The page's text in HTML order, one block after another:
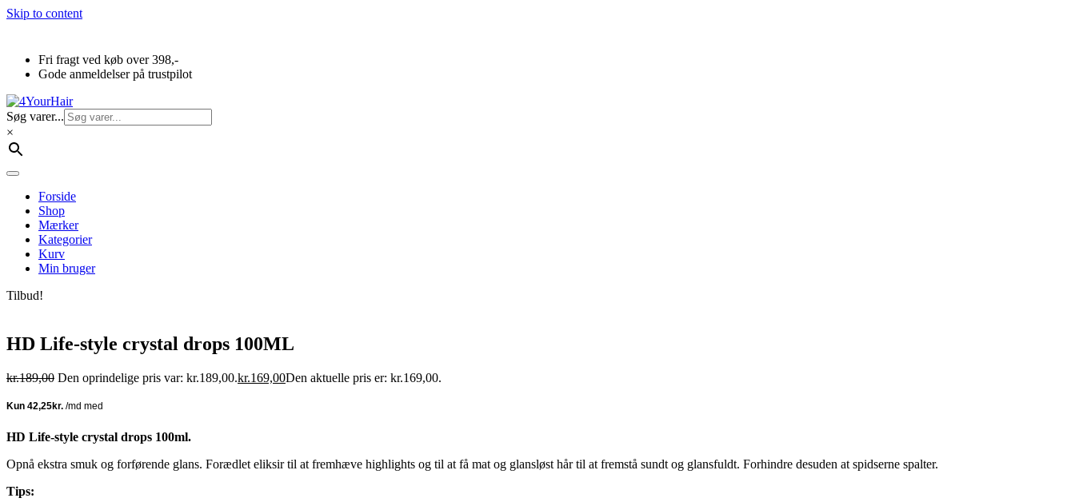
Skip to content
Fri fragt ved køb over 398,-
Gode anmeldelser på trustpilot
Søg varer...
×
Forside
Shop
Mærker
Kategorier
Kurv
Min bruger
Tilbud!
HD Life-style crystal drops 100ML
kr.189,00 Den oprindelige pris var: kr.189,00.kr.169,00Den aktuelle pris er: kr.169,00.
HD Life-style crystal drops 100ml.
Opnå ekstra smuk og forførende glans. Forædlet eliksir til at fremhæve highlights og til at få mat og glansløst hår til at fremstå sundt og glansfuldt. Forhindre desuden at spidserne spalter.
Tips: